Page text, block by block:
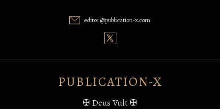
editor@publication-x.com
PUBLICATION-X
✠ Deus Vult ✠